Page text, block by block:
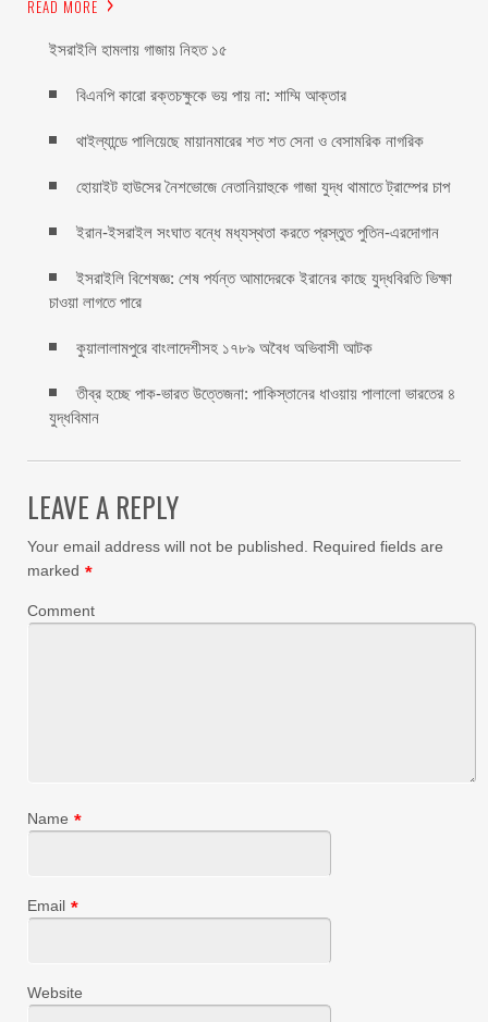
READ MORE
ইসরাইলি হামলায় গাজায় নিহত ১৫
বিএনপি কারো রক্তচক্ষুকে ভয় পায় না: শাম্মি আক্তার
থাইল্যান্ডে পালিয়েছে মায়ানমারের শত শত সেনা ও বেসামরিক নাগরিক
হোয়াইট হাউসের নৈশভোজে নেতানিয়াহুকে গাজা যুদ্ধ থামাতে ট্রাম্পের চাপ
ইরান-ইসরাইল সংঘাত বন্ধে মধ্যস্থতা করতে প্রস্তুত পুতিন-এরদোগান
ইসরাইলি বিশেষজ্ঞ: শেষ পর্যন্ত আমাদেরকে ইরানের কাছে যুদ্ধবিরতি ভিক্ষা
চাওয়া লাগতে পারে
কুয়ালালামপুরে বাংলাদেশীসহ ১৭৮৯ অবৈধ অভিবাসী আটক
তীব্র হচ্ছে পাক-ভারত উত্তেজনা: পাকিস্তানের ধাওয়ায় পালালো ভারতের ৪
যুদ্ধবিমান
LEAVE A REPLY
Your email address will not be published. Required fields are
marked *
Comment
Name *
Email *
Website